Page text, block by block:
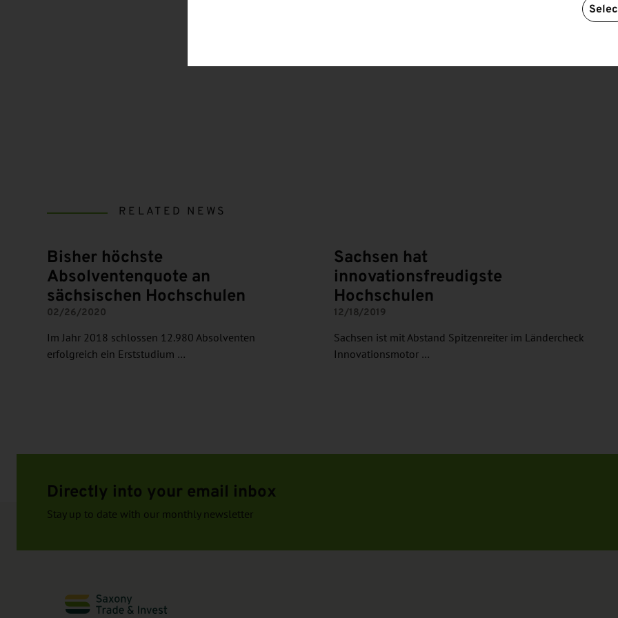
RELATED NEWS
Bisher höchste
Absolventenquote an
sächsischen Hochschulen
02/26/2020
Im Jahr 2018 schlossen 12.980 Absolventen
erfolgreich ein Erststudium …
Sachsen hat
innovationsfreudigste
Hochschulen
12/18/2019
Sachsen ist mit Abstand Spitzenreiter im Ländercheck
Innovationsmotor …
Directly into your email inbox
Stay up to date with our monthly newsletter